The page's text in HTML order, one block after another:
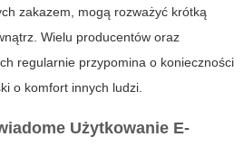
zakazem, mogą rozważyć krótką
Wielu producentów oraz
regularnie przypomina o konieczności
o komfort innych ludzi.
Użytkowanie E-